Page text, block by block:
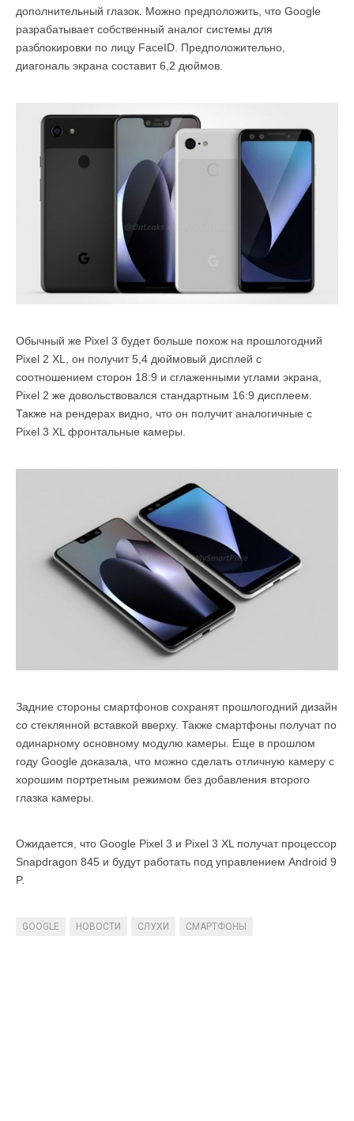
дополнительный глазок. Можно предположить, что Google
разрабатывает собственный аналог системы для
разблокировки по лицу FaceID. Предположительно,
диагональ экрана составит 6,2 дюймов.
Обычный же Pixel 3 будет больше похож на прошлогодний
Pixel 2 XL, он получит 5,4 дюймовый дисплей с
соотношением сторон 18:9 и сглаженными углами экрана,
Pixel 2 же довольствовался стандартным 16:9 дисплеем.
Также на рендерах видно, что он получит аналогичные с
Pixel 3 XL фронтальные камеры.
Задние стороны смартфонов сохранят прошлогодний дизайн
со стеклянной вставкой вверху. Также смартфоны получат по
одинарному основному модулю камеры. Еще в прошлом
году Google доказала, что можно сделать отличную камеру с
хорошим портретным режимом без добавления второго
глазка камеры.
Ожидается, что Google Pixel 3 и Pixel 3 XL получат процессор
Snapdragon 845 и будут работать под управлением Android 9
P.
GOOGLE НОВОСТИ СЛУХИ СМАРТФОНЫ